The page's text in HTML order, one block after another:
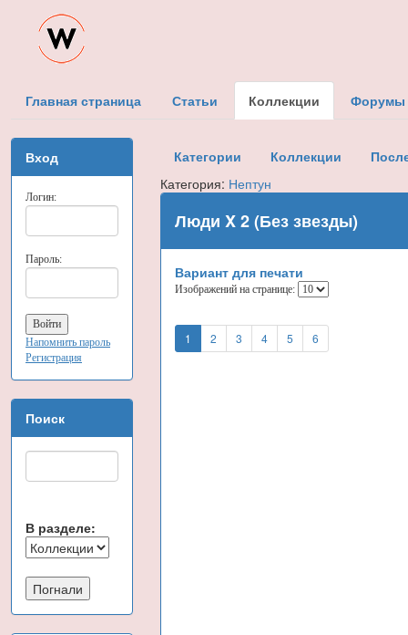
Главная страница Статьи Коллекции Форумы
Вход
Логин:
Пароль:
Напомнить пароль
Регистрация
Поиск
В разделе:
Категории Коллекции
Категория: Нептун
Люди X 2 (Без звезды)
Вариант для печати
Изображений на странице:
1 2 3 4 5 6